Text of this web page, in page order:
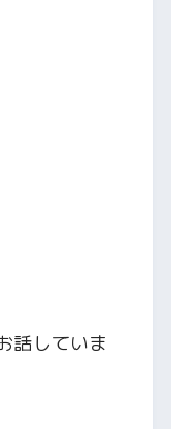
話していま